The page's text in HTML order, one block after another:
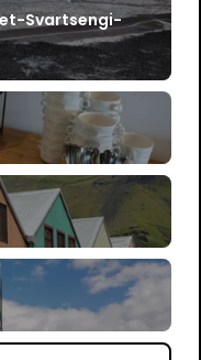
Svartsengi-